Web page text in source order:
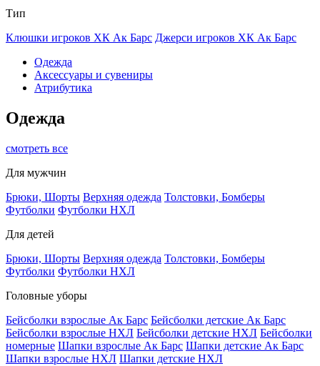
Тип
Клюшки игроков ХК Ак Барс Джерси игроков ХК Ак Барс
Одежда
Аксессуары и сувениры
Атрибутика
Одежда
смотреть все
Для мужчин
Брюки, Шорты Верхняя одежда Толстовки, Бомберы
Футболки Футболки НХЛ
Для детей
Брюки, Шорты Верхняя одежда Толстовки, Бомберы
Футболки Футболки НХЛ
Головные уборы
Бейсболки взрослые Ак Барс Бейсболки детские Ак Барс
Бейсболки взрослые НХЛ Бейсболки детские НХЛ Бейсболки
номерные Шапки взрослые Ак Барс Шапки детские Ак Барс
Шапки взрослые НХЛ Шапки детские НХЛ